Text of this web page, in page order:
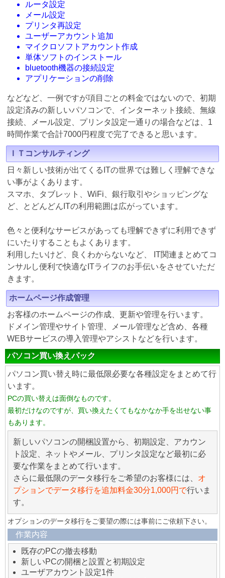
ルータ設定
メール設定
プリンタ再設定
ユーザーアカウント追加
マイクロソフトアカウント作成
単体ソフトのインストール
bluetooth機器の接続設定
アプリケーションの削除
などなど、一例ですが項目ごとの料金ではないので、初期
設定済みの新しいパソコンで、インターネット接続、無線
接続、メール設定、プリンタ設定一通りの場合などは、1
時間作業で合計7000円程度で完了できると思います。
ＩＴコンサルティング
日々新しい技術が出てくるITの世界では難しく理解できな
い事がよくあります。
スマホ、タブレット、WiFi、銀行取引やショッピングな
ど、とどんどんITの利用範囲は広がっています。
色々と便利なサービスがあっても理解できずに利用できず
にいたりすることもよくあります。
利用したいけど、良くわからないなど、 IT関連まとめてコ
ンサルし便利で快適なITライフのお手伝いをさせていただ
きます。
ホームページ作成管理
お客様のホームページの作成、更新や管理を行います。
ドメイン管理やサイト管理、メール管理など含め、各種
WEBサービスの導入管理やアシストなどを行います。
パソコン買い換えパック
パソコン買い替え時に最低限必要な各種設定をまとめて行
います。
PCの買い替えは面倒なものです。
最初だけなのですが、買い換えたくてもなかなか手を出せない事
もあります。
新しいパソコンの開梱設置から、初期設定、アカウン
ト設定、ネットやメール、プリンタ設定など最初に必
要な作業をまとめて行います。
さらに最低限のデータ移行をご希望のお客様には、 オ
プションでデータ移行を追加料金30分1,000円で行いま
す。
オプションのデータ移行をご要望の際には事前にご依頼下さい。
作業内容
既存のPCの撤去移動
新しいPCの開梱と設置と初期設定
ユーザアカウント設定1件